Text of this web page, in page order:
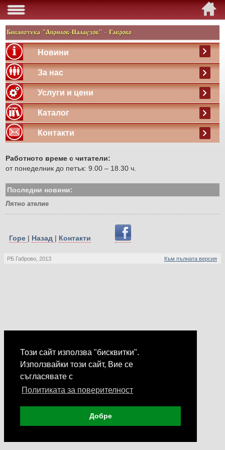
Този сайт използва "бисквитки".
Използвайки този сайт, Вие се
съгласявате с
Политиката за поверителност
Добре
Новини
За нас
Услуги и цени
Каталог
Контакти
Работното време с читатели:
от понеделник до петък: 9.00 – 18.30 ч.
Последни новини:
Лятно ателие
Горе | Назад | Контакти
РБ Габрово, 2013 Към пълната версия